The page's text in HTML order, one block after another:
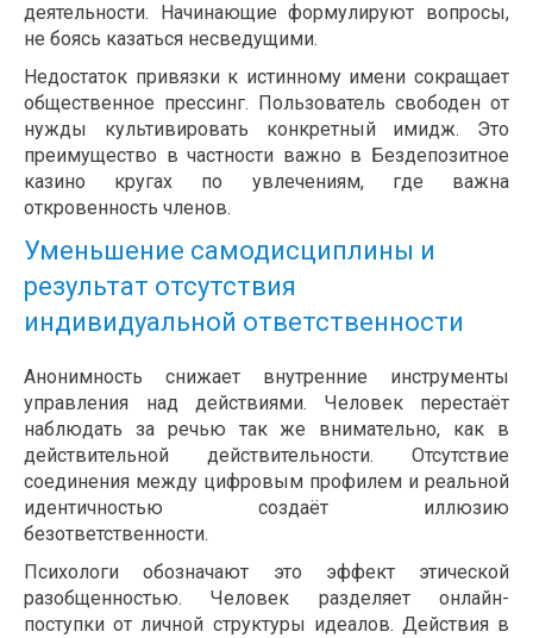
деятельности. Начинающие формулируют вопросы,
не боясь казаться несведущими.
Недостаток привязки к истинному имени сокращает
общественное прессинг. Пользователь свободен от
нужды культивировать конкретный имидж. Это
преимущество в частности важно в Бездепозитное
казино кругах по увлечениям, где важна
откровенность членов.
Уменьшение самодисциплины и
результат отсутствия
индивидуальной ответственности
Анонимность снижает внутренние инструменты
управления над действиями. Человек перестаёт
наблюдать за речью так же внимательно, как в
действительной действительности. Отсутствие
соединения между цифровым профилем и реальной
идентичностью создаёт иллюзию
безответственности.
Психологи обозначают это эффект этической
разобщенностью. Человек разделяет онлайн-
поступки от личной структуры идеалов. Действия в